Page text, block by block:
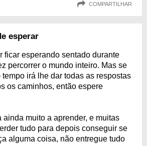
COMPARTILHAR
esperar
ficar esperando sentado durante
percorrer o mundo inteiro. Mas se
irá lhe dar todas as respostas
os caminhos, então espere
ainda muito a aprender, e muitas
tudo para depois conseguir se
alguma coisa, não entregue tudo